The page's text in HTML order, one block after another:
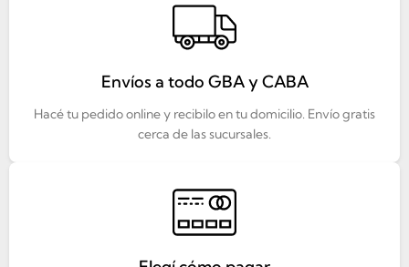
Envíos a todo GBA y CABA
Hacé tu pedido online y recibilo en tu domicilio. Envío gratis
cerca de las sucursales.